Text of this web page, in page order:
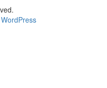
WordPress